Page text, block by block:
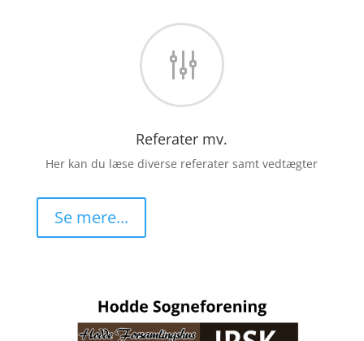
g
Referater mv.
Her kan du læse diverse referater samt vedtægter
Se mere...